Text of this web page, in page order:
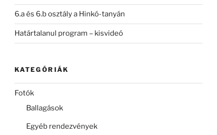
6.a és 6.b osztály a Hinkó-tanyán
Határtalanul program – kisvideó
KATEGÓRIÁK
Fotók
Ballagások
Egyéb rendezvények